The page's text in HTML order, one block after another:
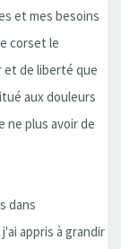
et mes besoins
corset le
et de liberté que
aux douleurs
ne plus avoir de
dans
appris à grandir